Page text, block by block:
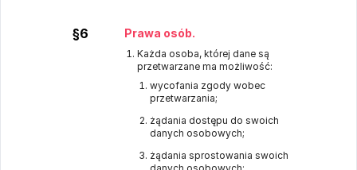
§6 Prawa osób.
Każda osoba, której dane są
przetwarzane ma możliwość:
wycofania zgody wobec
przetwarzania;
żądania dostępu do swoich
danych osobowych;
żądania sprostowania swoich